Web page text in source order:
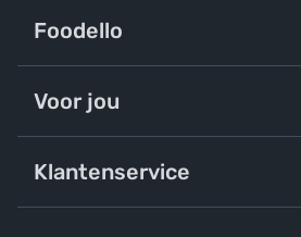
Foodello
Voor jou
Klantenservice